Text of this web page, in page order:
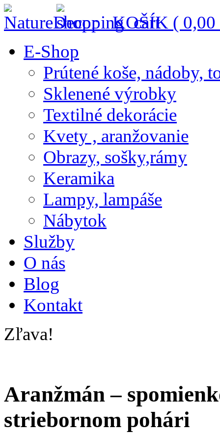
KOŠÍK ( 0,00
E-Shop
Prútené koše, nádoby,
Sklenené výrobky
Textilné dekorácie
Kvety , aranžovanie
Obrazy, sošky,rámy
Keramika
Lampy, lampáše
Nábytok
Služby
O nás
Blog
Kontakt
Zľava!
Aranžmán –
striebornom pohári